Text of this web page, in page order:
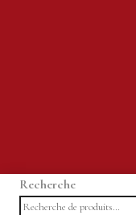
Recherche